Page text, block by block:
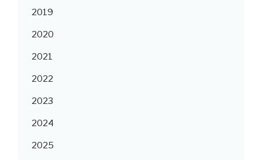
2019
2020
2021
2022
2023
2024
2025